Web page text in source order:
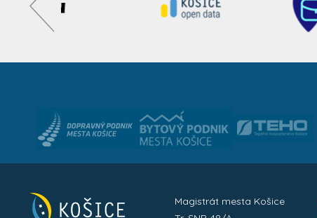
Magistrát mesta Košice